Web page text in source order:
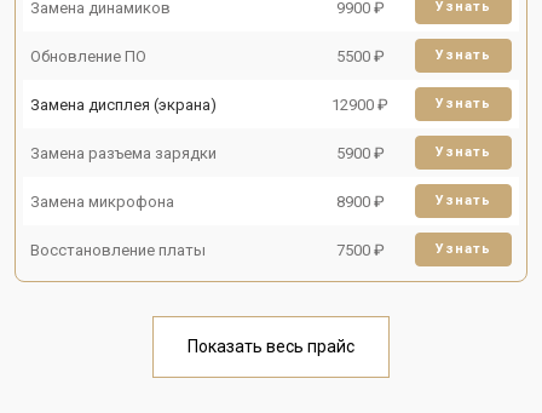
Замена динамиков 9900 ₽ Узнать
Обновление ПО 5500 ₽ Узнать
Замена дисплея (экрана) 12900 ₽ Узнать
Замена разъема зарядки 5900 ₽ Узнать
Замена микрофона 8900 ₽ Узнать
Восстановление платы 7500 ₽ Узнать
Показать весь прайс